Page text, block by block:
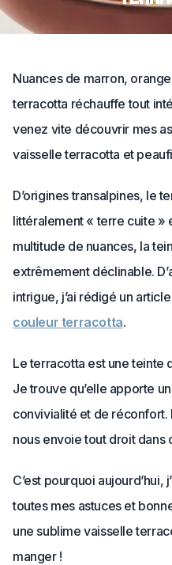
Nuances de marron,
terracotta réchauffe tout
venez vite découvrir mes
vaisselle terracotta et
D’origines transalpines, le
littéralement « terre cuite »
multitude de nuances, la
extrêmement déclinable.
intrigue, j’ai rédigé un
couleur terracotta.
Le terracotta est une teinte
Je trouve qu’elle apporte
convivialité et de réconfort.
nous envoie tout droit dans
C’est pourquoi
toutes mes astuces et
une sublime vaisselle
manger !